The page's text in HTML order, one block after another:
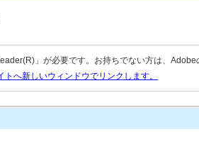
」が必要です。お持ちでない方は、Adobe
トへ新しいウィンドウでリンクします。